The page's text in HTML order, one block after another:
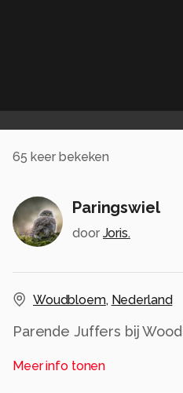
65 keer bekeken
Paringswiel
door Joris.
Woudbloem, Nederland
Parende Juffers bij
Alle rechten voorbehouden
Meer info tonen